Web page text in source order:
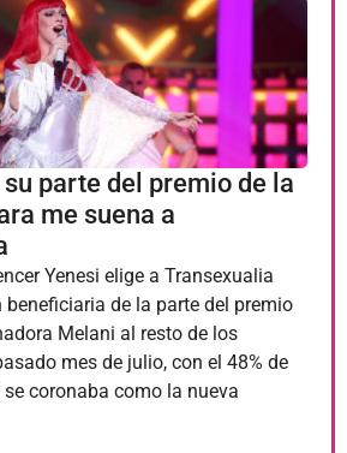
Niños transgéneros
Política
Premios
Proyectos
Salud
Sociedad
Solidaridad
Uncategorized
parte del premio de la
me suena a
Yenesi elige a Transexualia
de la parte del premio
Melani al resto de los
mes de julio, con el 48% de
coronaba como la nueva